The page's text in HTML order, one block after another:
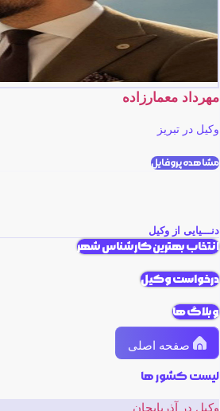
مهرداد معمارزاده
وکیل در تبریز
مشاهده پروفایل
دنـــیایی از وکیل
انتخاب بهترین کارشناس شهر
درخواست وکیل
وبلاگ ها
صفحه اصلی
لیست کشور ها
وکیل در آذربایجان